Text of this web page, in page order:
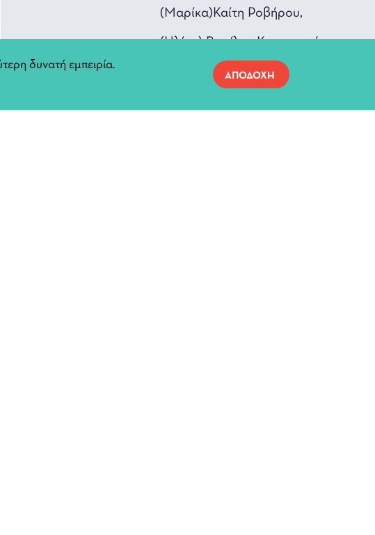
(Μαρίκα)Καίτη Ροβήρου,
(Ηλίας) Βασίλης Κωνσταντής
δυνατή εμπειρία.
ΑΠΟΔΟΧΗ